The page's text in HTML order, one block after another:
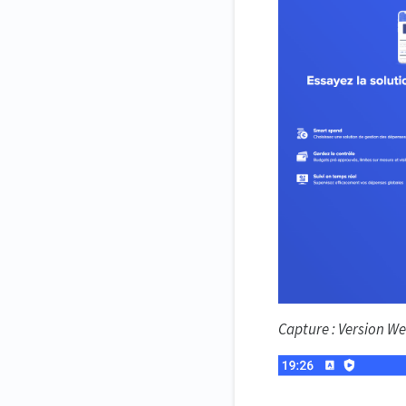
Capture : Version